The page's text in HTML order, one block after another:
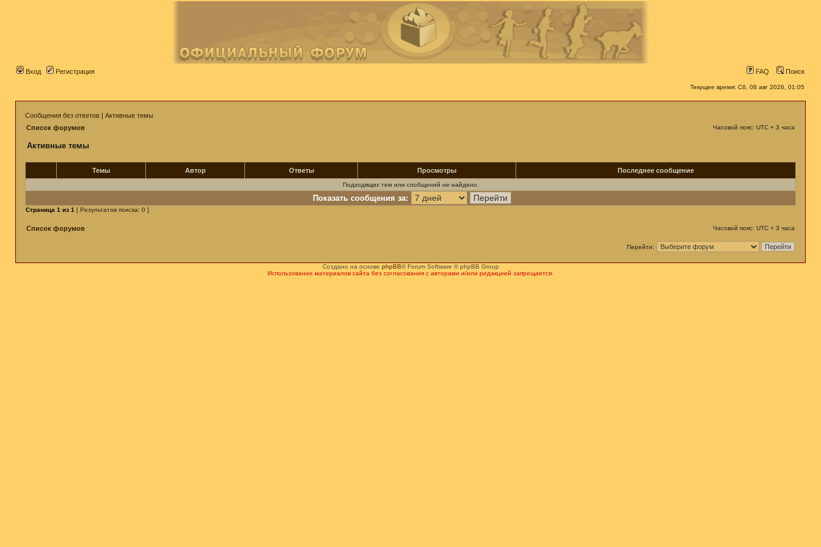
Вход Регистрация FAQ Поиск
Текущее время: Сб, 08 авг 2026, 01:05
Сообщения без ответов | Активные темы
Список форумов
Часовой пояс: UTC + 3 часа
Активные темы
Темы Автор Ответы Просмотры Последнее сообщение
Подходящих тем или сообщений не найдено.
Показать сообщения за:
Страница 1 из 1 [ Результатов поиска: 0 ]
Список форумов Часовой пояс: UTC + 3 часа
Перейти:
Создано на основе phpBB® Forum Software © phpBB Group
Использование материалов сайта без согласования с авторами и/или редакцией запрещается.